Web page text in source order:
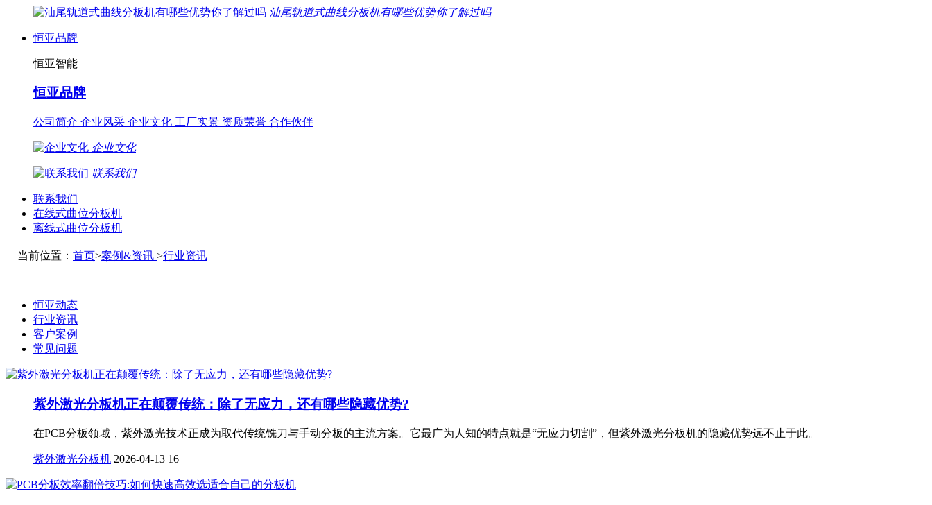
汕尾轨道式曲线分板机有哪些优势你了解过吗
恒亚品牌
恒亚智能
恒亚品牌
公司简介 企业风采 企业文化 工厂实景 资质荣誉 合作伙伴
企业文化
联系我们
联系我们
在线式曲位分板机
离线式曲位分板机
当前位置： 首页>案例&资讯 >行业资讯
恒亚动态
行业资讯
客户案例
常见问题
紫外激光分板机正在颠覆传统：除了无应力，还有哪些隐藏优势?
在PCB分板领域，紫外激光技术正成为取代传统铣刀与手动分板的主流方案。它最广为人知的特点就是“无应力切割”，但紫外激光分板机的隐藏优势远不止于此。
紫外激光分板机 2026-04-13 16